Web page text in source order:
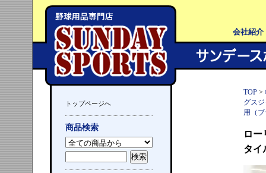
会社紹介
トップページへ
商品検索
TOP >
グス
用（
ロ
タイ